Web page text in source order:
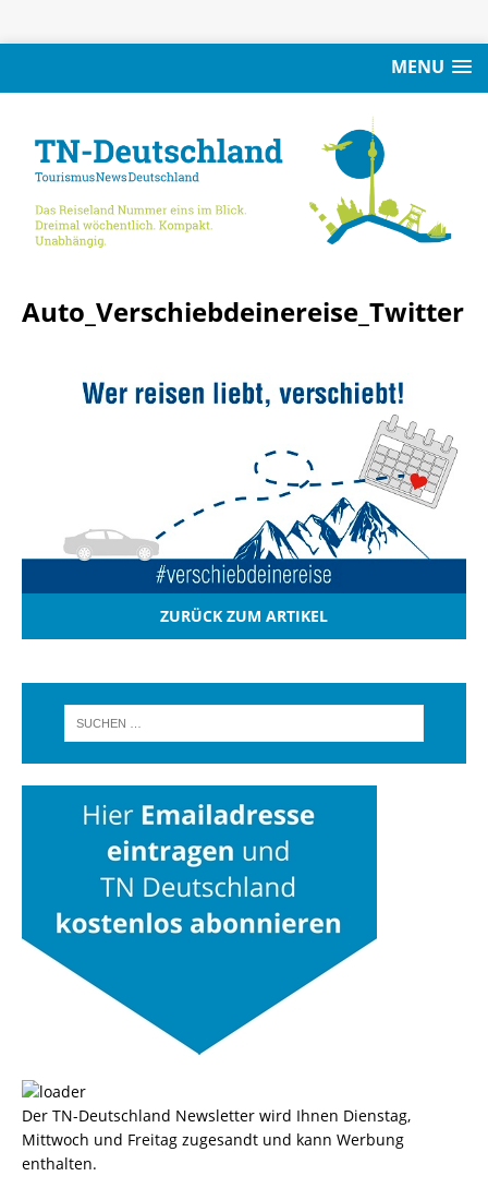
MENU
Auto_Verschiebdeinereise_Twitter
ZURÜCK ZUM ARTIKEL
Der TN-Deutschland Newsletter wird Ihnen Dienstag,
Mittwoch und Freitag zugesandt und kann Werbung
enthalten.